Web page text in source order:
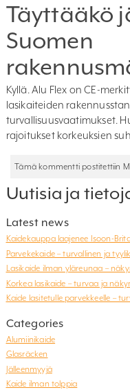
Täyttääkö
Suomen
Kyllä. Alu Flex on CE-
lasikaiteiden
turvallisuusvaatimukset.
rajoitukset korkeuksien
Tämä kommentti postitettiin
Uutisia ja
Latest news
Kaidekauppa laajenee Isoon-
Parvekekaide – turvallinen ja
Lasikaide ilman yläreunaa –
Korkea lasikaide – turvaa ja
Kaide lasitetulle parvekkeelle –
Categories
Alumiinikaide
Glasräcken
Jälleenmyyjä
Kaide ilman tolppia